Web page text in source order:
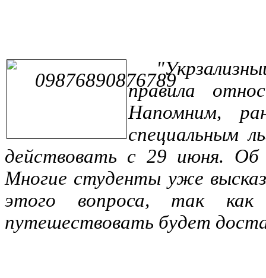
правила
Напомним,
специальным
действовать с 29 июня.
Многие студенты уже
этого вопроса, так
путешествовать будет